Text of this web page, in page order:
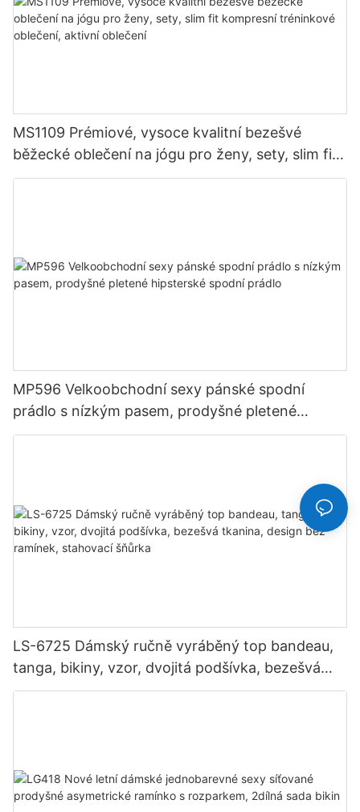
MS1109 Prémiové, vysoce kvalitní bezešvé
běžecké oblečení na jógu pro ženy, sety, slim fit
kompresní tréninkové oblečení, aktivní oblečení
MP596 Velkoobchodní sexy pánské spodní
prádlo s nízkým pasem, prodyšné pletené
hipsterské spodní prádlo
LS-6725 Dámský ručně vyráběný top bandeau,
tanga, bikiny, vzor, ​​dvojitá podšívka, bezešvá
tkanina, design bez ramínek, stahovací šňůrka